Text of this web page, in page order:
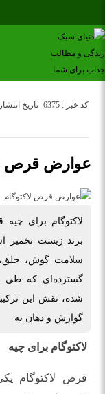
تاریخ انتشار :
کد خبر : 6375
عوارض قرص
لاکتوگام برای
برند زیست تخمیر
سلامت گوش، حلق،
گسترده‌ای که طی
شده، نقش این
گوارش و دهان به
لاکتوگام برای چیه
قرص لاکتوگام